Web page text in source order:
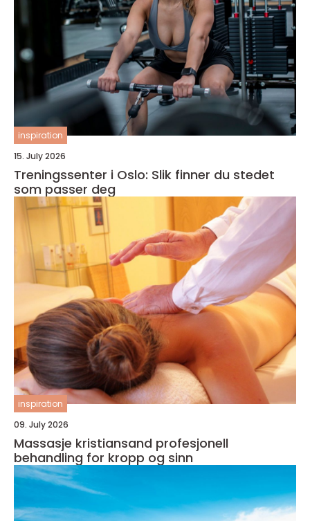
inspiration
15. July 2026
Treningssenter i Oslo: Slik finner du stedet
som passer deg
inspiration
09. July 2026
Massasje kristiansand profesjonell
behandling for kropp og sinn